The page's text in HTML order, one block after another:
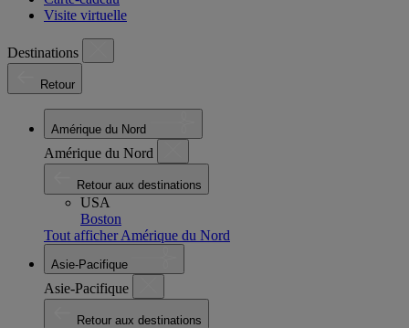
Visite virtuelle
Destinations
Retour
Amérique du Nord
Amérique du Nord
Retour aux destinations
USA
Boston
Tout afficher Amérique du Nord
Asie-Pacifique
Asie-Pacifique
Retour aux destinations